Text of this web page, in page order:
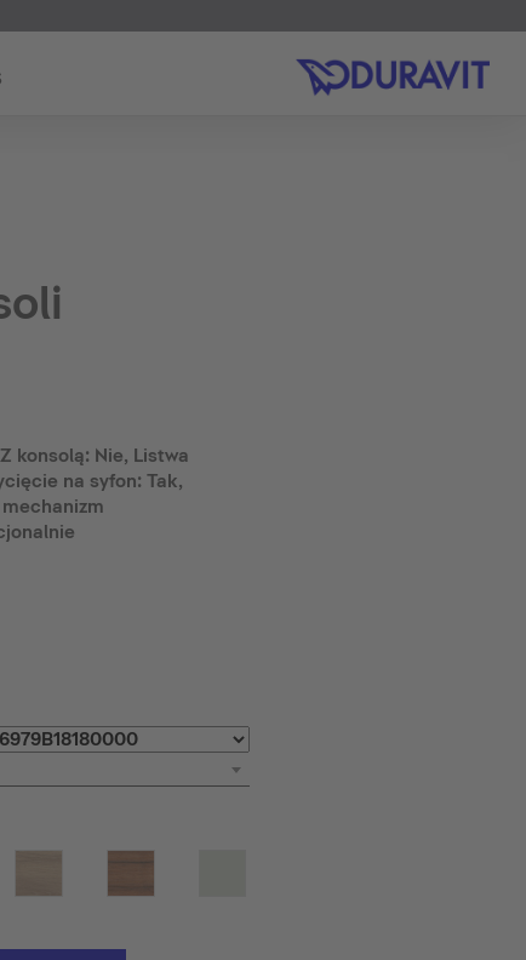
konsolą: Nie, Listwa
na syfon: Tak,